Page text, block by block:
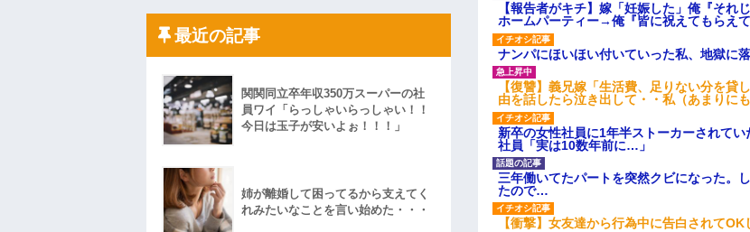
【報告者がキチ】嫁「妊娠した」俺『それ
ホームパーティー→俺『皆に祝えてもらえ
ナンパにほいほい付いていった私、地獄に
【復讐】義兄嫁「生活費、足りない分を
由を話したら泣き出して・・私（あまりにも
新卒の女性社員に1年半ストーカーされて
社員「実は10数年前に…」
三年働いてたパートを突然クビになった。
たので…
【衝撃】女友達から行為中に告白されてOK
最近の記事
関関同立卒年収350万スーパーの社
員ワイ「らっしゃいらっしゃい！！
今日は玉子が安いよぉ！！！」
姉が離婚して困ってるから支えてく
れみたいなことを言い始めた・・・